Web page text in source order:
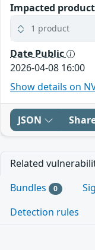
Impacted
1 product
Date Public
2026-04-08 16:00
Show details on
JSON
Related
Bundles 0
Detection rules